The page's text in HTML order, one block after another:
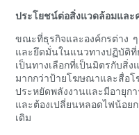
ประโยชน์ต่อสิ่งแวดล้อมและ
ขณะที่ธุรกิจและองค์กรต่าง
และยึดมั่นในแนวทางปฏิบัติ
เป็นทางเลือกที่เป็นมิตรกับสิ่
มากกว่าป้ายโฆษณาและสื่
ประหยัดพลังงานและมีอายุก
และต้องเปลี่ยนหลอดไฟน้อย
เดิม